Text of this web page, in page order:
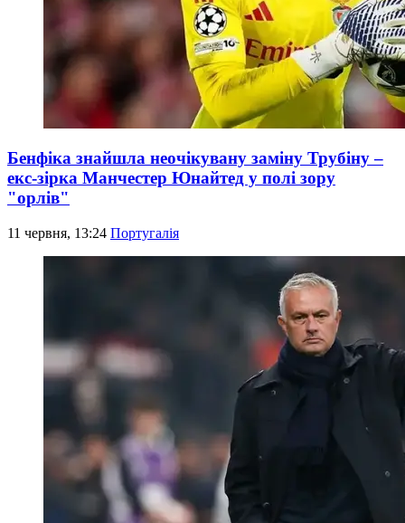
Бенфіка знайшла неочікувану заміну Трубіну –
екс-зірка Манчестер Юнайтед у полі зору
"орлів"
11 червня, 13:24 Португалія